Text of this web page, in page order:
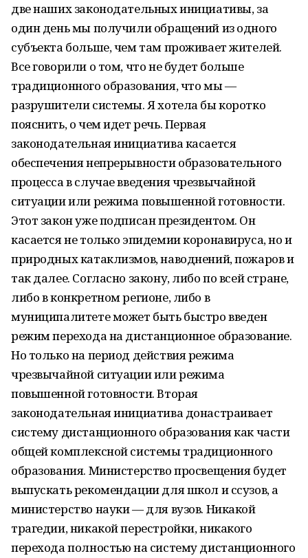
две наших законодательных инициативы, за
один день мы получили обращений из одного
субъекта больше, чем там проживает жителей.
Все говорили о том, что не будет больше
традиционного образования, что мы —
разрушители системы. Я хотела бы коротко
пояснить, о чем идет речь. Первая
законодательная инициатива касается
обеспечения непрерывности образовательного
процесса в случае введения чрезвычайной
ситуации или режима повышенной готовности.
Этот закон уже подписан президентом. Он
касается не только эпидемии коронавируса, но и
природных катаклизмов, наводнений, пожаров и
так далее. Согласно закону, либо по всей стране,
либо в конкретном регионе, либо в
муниципалитете может быть быстро введен
режим перехода на дистанционное образование.
Но только на период действия режима
чрезвычайной ситуации или режима
повышенной готовности. Вторая
законодательная инициатива донастраивает
систему дистанционного образования как части
общей комплексной системы традиционного
образования. Министерство просвещения будет
выпускать рекомендации для школ и ссузов, а
министерство науки — для вузов. Никакой
трагедии, никакой перестройки, никакого
перехода полностью на систему дистанционного